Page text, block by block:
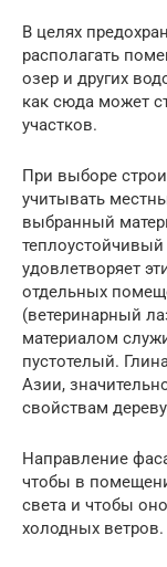
В целях
располагать
озер и других
как сюда может
участков.
При выборе
учитывать
выбранный
удовлетворяет
отдельных
(ветеринарный
материалом
пустотелый.
Азии,
свойствам
Направление
чтобы в
света и чтобы
холодных ветров.